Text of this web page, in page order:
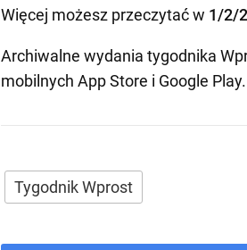
Więcej możesz przeczytać w 1/2/
Archiwalne wydania tygodnika
mobilnych App Store i Google Play.
Tygodnik Wprost